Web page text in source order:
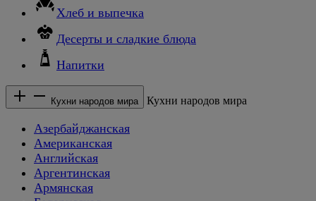
Хлеб и выпечка
Десерты и сладкие блюда
Напитки
Кухни народов мира Кухни народов мира
Азербайджанская
Американская
Английская
Аргентинская
Армянская